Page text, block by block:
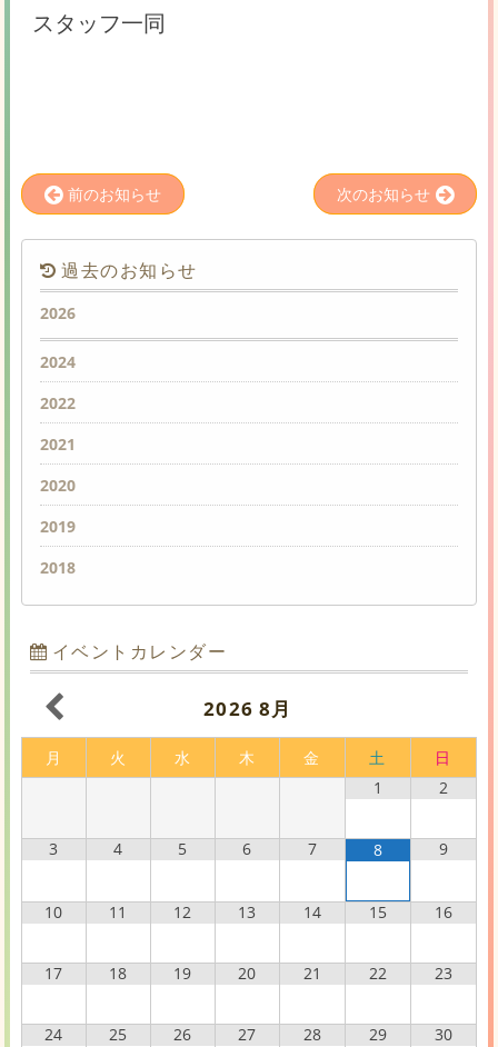
スタッフ一同
前のお知らせ 次のお知らせ
過去のお知らせ
2026
2024
2022
2021
2020
2019
2018
イベントカレンダー
2026 8月
月 火 水 木 金 土
日
1
2
3 4 5 6 7 8 9
10 11 12 13 14 15 16
17 18 19 20 21 22 23
24 25 26 27 28 29 30